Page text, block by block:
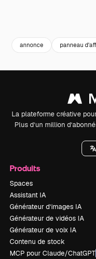
annonce panneau
La plateforme créative
Plus d’un million
Produits
Spaces
Assistant IA
Générateur d’images IA
Générateur de vidéos IA
Générateur de voix IA
Contenu de stock
MCP pour Claude/ChatGPT